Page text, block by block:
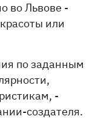
во Львове -
или
по заданным
-
создателя.